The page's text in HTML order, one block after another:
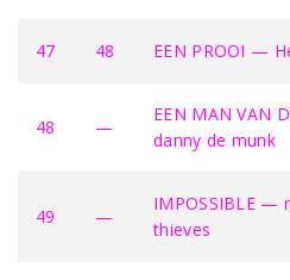
47 48 EEN PROOI —
48 —
EEN MAN VAN
danny de munk
49 —
IMPOSSIBLE —
thieves